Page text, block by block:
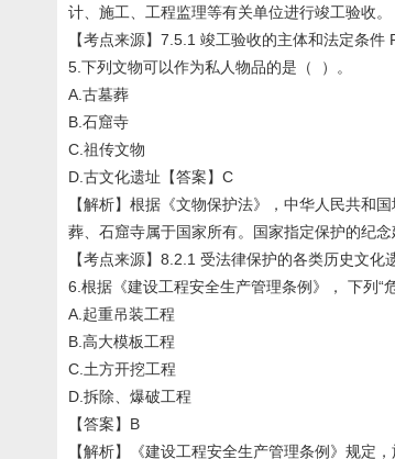
计、施工、工程监理等有关单位进行竣工验收。
【考点来源】7.5.1 竣工验收的主体和法定条件
5.下列文物可以作为私人物品的是（ ）。
A.古墓葬
B.石窟寺
C.祖传文物
D.古文化遗址【答案】C
【解析】根据《文物保护法》，中华人民共和
葬、石窟寺属于国家所有。国家指定保护的纪
【考点来源】8.2.1 受法律保护的各类历史文化
6.根据《建设工程安全生产管理条例》， 下列“
A.起重吊装工程
B.高大模板工程
C.土方开挖工程
D.拆除、爆破工程
【答案】B
【解析】《建设工程安全生产管理条例》规定